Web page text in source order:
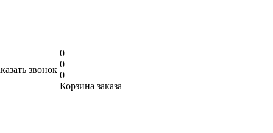
звонок
0
0
0
Корзина заказа